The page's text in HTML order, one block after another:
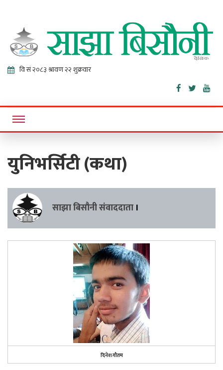
Sajha
Bisaunee
Online News Portal
युनिभर्सिटी (कथा)
साझा बिसौनी संवाददाता ।
दिनेश गौतम